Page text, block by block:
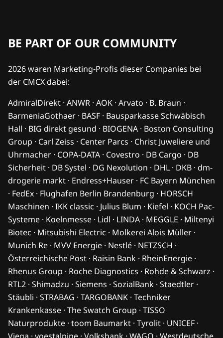
BE PART OF OUR COMMUNITY
2026 waren Marketing-Profis dieser Companies bei
der CMCX dabei:
AdmiralDirekt · ANWR · AOK · Arvato · B. Braun ·
BarmeniaGothaer · BASF · Bausparkasse Schwäbisch
Hall · BIG direkt gesund · BIOGENA · Boston Consulting
Group · Carl Zeiss · Center Parcs · Christ Juweliere und
Uhrmacher · COPA-DATA · Covestro · DB Cargo · DB
Sicherheit · DB Systel · DG Nexolution · DHL · DKB · dm-
drogerie markt · Endress+Hauser · FC Bayern München
· FedEx · Flughafen Berlin Brandenburg · HORSCH
Maschinen · IKK classic · Julius Blum · Kiefel · KOCH Pac-
Systeme · Koelnmesse · Lidl · LINDA · MEGGLE · Miltenyi
Biotec · Mitsubishi Electric · Molkerei Alois Müller ·
Munich Re · MVV Energie · Nestlé · NETZSCH ·
Österreichische Post · Raisin Bank · RheinEnergie ·
Rhenus Group · Roche Diagnostics · Rohde & Schwarz ·
RTL2 · Shimadzu · Siemens · SozialBank · Staedtler ·
Stäubli · STRABAG · TARGOBANK · Techniker
Krankenkasse · The Swatch Group · TISSO
Naturprodukte · toom Baumarkt · Tyrolit · UNICEF ·